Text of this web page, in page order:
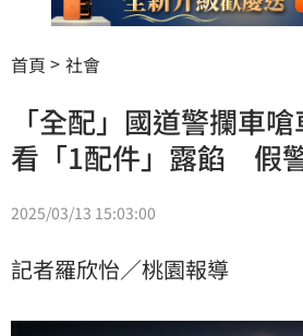
首頁 社會
「全配」國道警攔車
看「1配件」露餡 假
2025/03/13 15:03:00
記者羅欣怡／桃園報導